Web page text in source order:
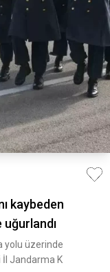
kaybeden
uğurlandı
yolu üzerinde
İl Jandarma K